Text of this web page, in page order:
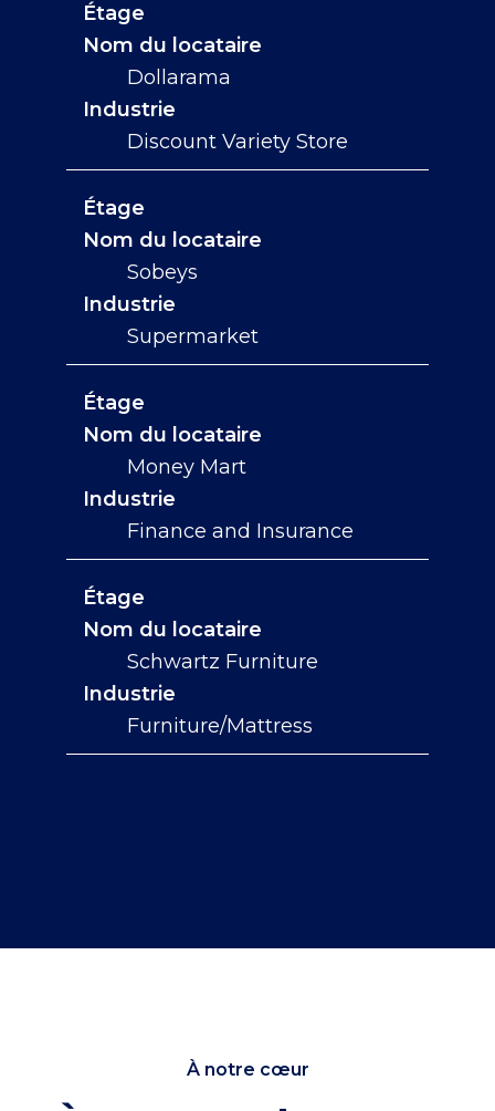
Étage
Nom du locataire
Dollarama
Industrie
Discount Variety Store
Étage
Nom du locataire
Sobeys
Industrie
Supermarket
Étage
Nom du locataire
Money Mart
Industrie
Finance and Insurance
Étage
Nom du locataire
Schwartz Furniture
Industrie
Furniture/Mattress
À notre cœur